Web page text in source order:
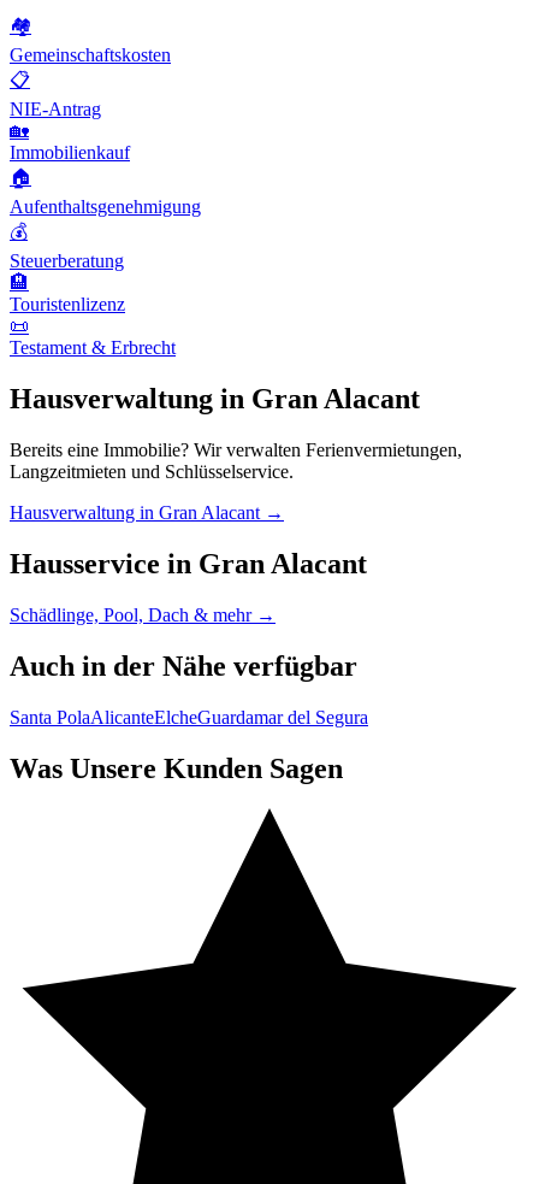
🏘️
Gemeinschaftskosten
📋
NIE-Antrag
🏡
Immobilienkauf
🏠
Aufenthaltsgenehmigung
💰
Steuerberatung
🏨
Touristenlizenz
📜
Testament & Erbrecht
Hausverwaltung in Gran Alacant
Bereits eine Immobilie? Wir verwalten Ferienvermietungen,
Langzeitmieten und Schlüsselservice.
Hausverwaltung in Gran Alacant →
Hausservice in Gran Alacant
Schädlinge, Pool, Dach & mehr →
Auch in der Nähe verfügbar
Santa PolaAlicanteElcheGuardamar del Segura
Was Unsere Kunden Sagen